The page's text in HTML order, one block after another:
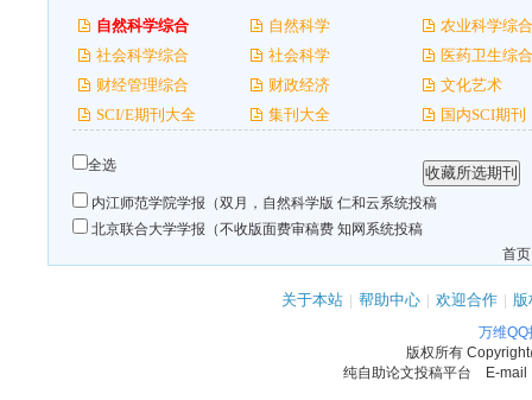
自然科学综合 自然科学
农业科学综合
社会科学综合
社会科学
医药卫生综合
财经管理综合
财政经济
文化艺术
SCI/E期刊大全
集刊大全 国内SCI期刊
全选
内江师范学院学报（双月，自然科学版 仁和云系统投稿
北京联合大学学报（不收版面费审稿费 知网系统投稿
首
关于本站 | 帮助中心 | 欢迎合作 |
万维
版权所有
纯自助论文投稿平台 E-mail